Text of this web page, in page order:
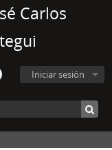
Carlos
Iniciar sesión